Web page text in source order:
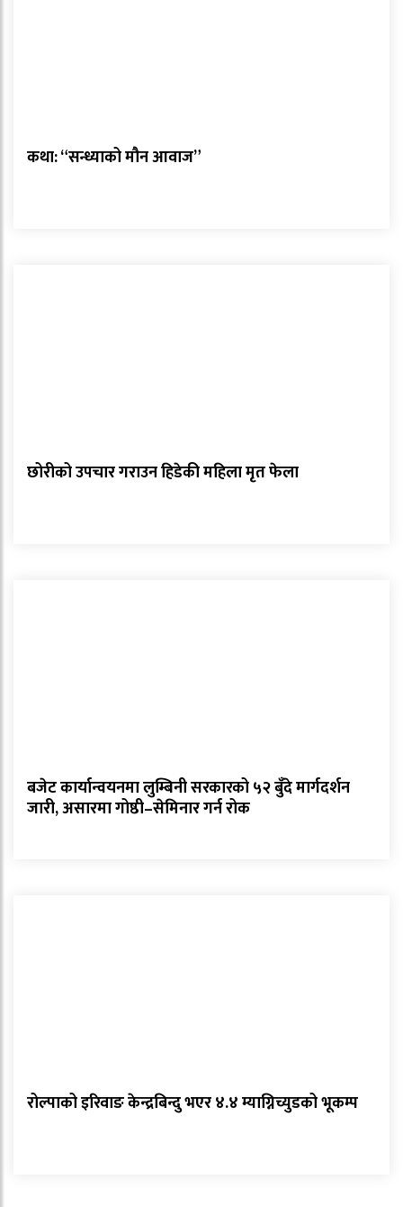
कथा: “सन्ध्याको मौन आवाज”
छोरीको उपचार गराउन हिडेकी महिला मृत फेला
बजेट कार्यान्वयनमा लुम्बिनी सरकारको ५२ बुँदे मार्गदर्शन
जारी, असारमा गोष्ठी–सेमिनार गर्न रोक
रोल्पाको इरिवाङ केन्द्रबिन्दु भएर ४.४ म्याग्निच्युडको भूकम्प